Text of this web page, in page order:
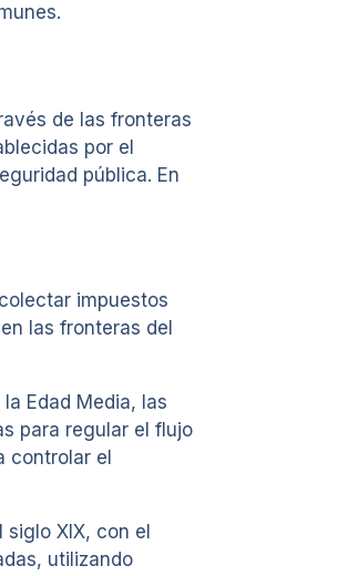
de las fronteras
por el
pública. En
impuestos
las fronteras del
Edad Media, las
para regular el flujo
controlar el
XIX, con el
utilizando